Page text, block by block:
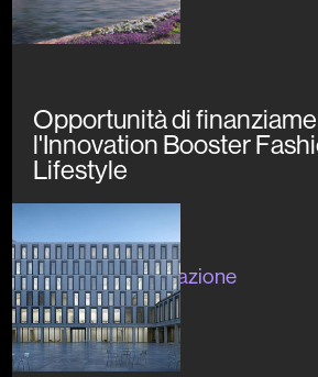
Opportunità di
l'Innovation Booster
Lifestyle
Inizato
#ricerca #divulgazione
#network